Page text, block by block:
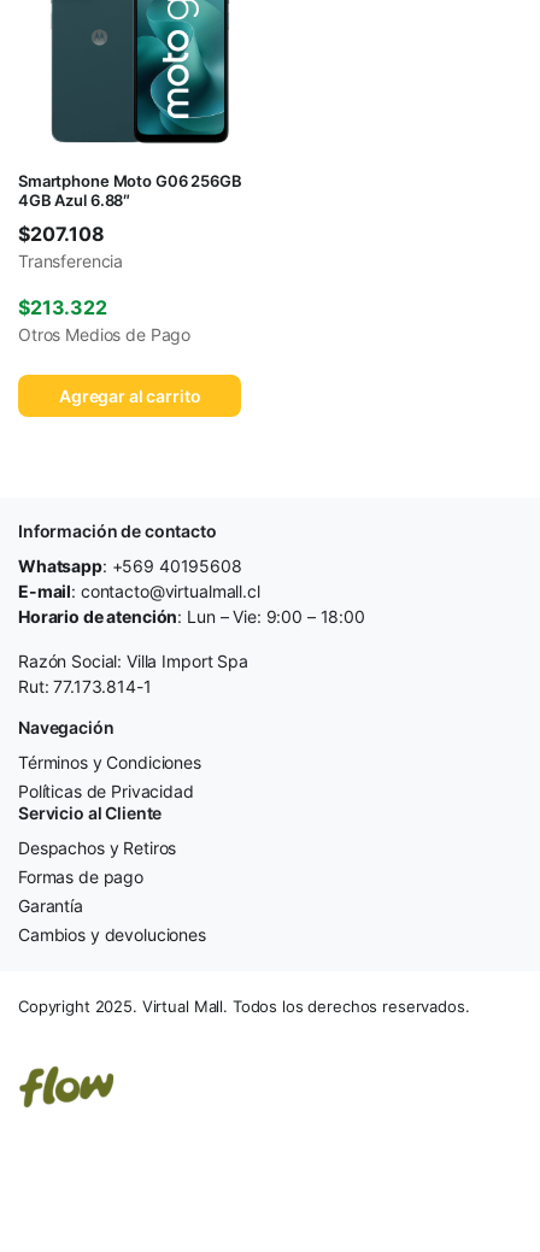
Smartphone Moto G06 256GB
4GB Azul 6.88″
$207.108
Transferencia
$213.322
Otros Medios de Pago
Agregar al carrito
Información de contacto
Whatsapp: +569 40195608
E-mail: contacto@virtualmall.cl
Horario de atención: Lun – Vie: 9:00 – 18:00
Razón Social: Villa Import Spa
Rut: 77.173.814-1
Navegación
Términos y Condiciones
Políticas de Privacidad
Servicio al Cliente
Despachos y Retiros
Formas de pago
Garantía
Cambios y devoluciones
Copyright 2025. Virtual Mall. Todos los derechos reservados.